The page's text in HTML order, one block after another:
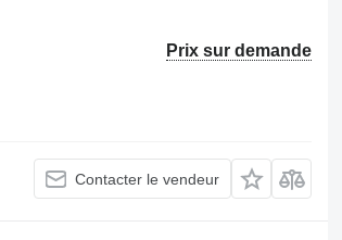
Prix sur demande
Contacter le vendeur